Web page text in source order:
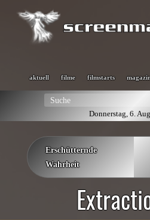
aktuell filme filmstarts
Donnerstag, 6.
Erschütternde
Wahrheit